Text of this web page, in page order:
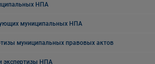
НПА
муниципальных НПА
муниципальных правовых актов
экспертизы НПА